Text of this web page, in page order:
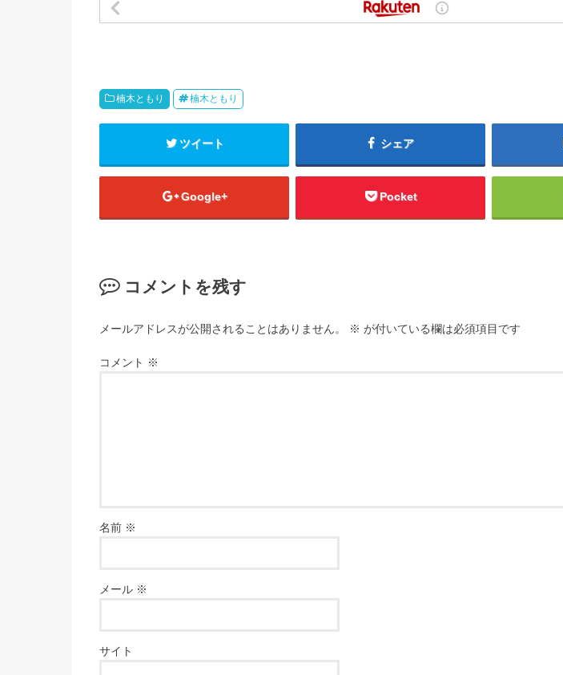
楠木ともり 楠木ともり
ツイート シェア
Google+ Pocket
コメントを残す
メールアドレスが公開されることはありません。 ※ が付いている欄は必須項目です
コメント ※
名前 ※
メール ※
サイト